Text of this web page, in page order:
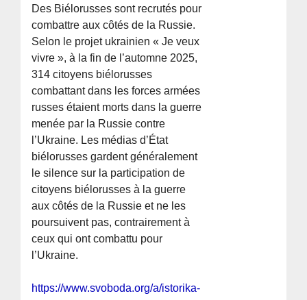
Des Biélorusses sont recrutés pour
combattre aux côtés de la Russie.
Selon le projet ukrainien « Je veux
vivre », à la fin de l’automne 2025,
314 citoyens biélorusses
combattant dans les forces armées
russes étaient morts dans la guerre
menée par la Russie contre
l’Ukraine. Les médias d’État
biélorusses gardent généralement
le silence sur la participation de
citoyens biélorusses à la guerre
aux côtés de la Russie et ne les
poursuivent pas, contrairement à
ceux qui ont combattu pour
l’Ukraine.
https://www.svoboda.org/a/istorika-